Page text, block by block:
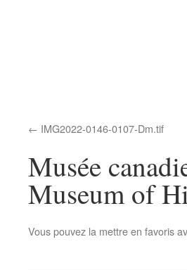
IMG2022-0146-0107-Dm.tif
Musée
Museum of
Vous pouvez la mettre en favoris